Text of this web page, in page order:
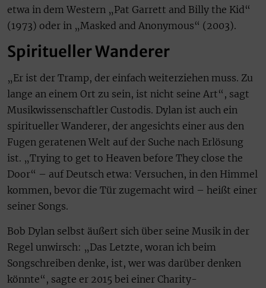
etwa in dem Western „Pat Garrett and Billy the Kid“
(1973) oder in „Masked and Anonymous“ (2003).
Spiritueller Wanderer
„Er ist der Tramp, der einfach weiterziehen muss. Zu
lange an einem Ort zu sein, ist nicht seine Art“, sagt
Musikwissenschaftler Custodis. Dylan ist auch ein
spiritueller Wanderer, der angesichts einer aus den
Fugen geratenen Welt auf der Suche nach Erlösung
ist. „Trying to get to Heaven before They close the
Door“ – auf Deutsch etwa: Versuchen, in den Himmel
kommen, bevor die Tür zugemacht wird – heißt einer
seiner Songs.
Bob Dylan selbst äußert sich über seine Musik in der
Regel unwirsch: „Das Letzte, woran ich beim
Songschreiben denke, ist, wer was darüber denken
könnte“, sagte er 2015 bei einer Charity-